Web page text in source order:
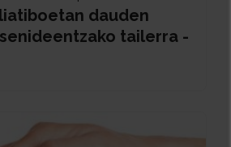
dauden
tailerra -